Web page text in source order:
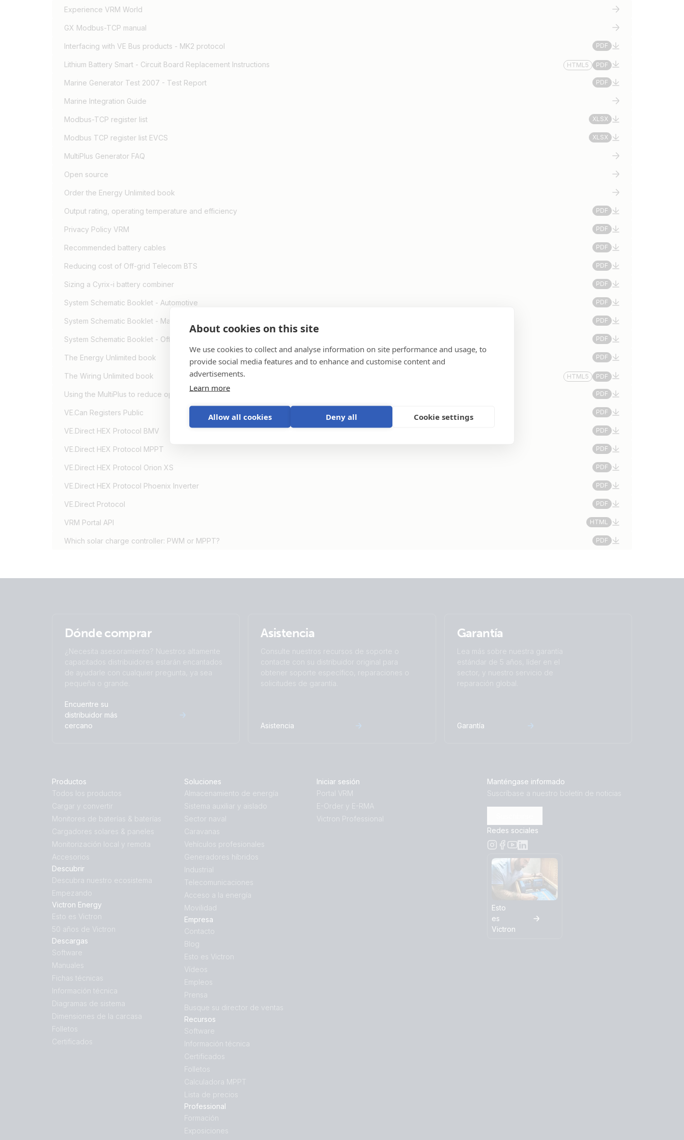
About cookies on this site
We use cookies to collect and analyse information on site performance and usage, to
provide social media features and to enhance and customise content and
advertisements.
Learn more
Allow all cookies Deny all Cookie settings
Experience VRM World
GX Modbus-TCP manual
Interfacing with VE Bus products - MK2 protocol PDF
Lithium Battery Smart - Circuit Board Replacement Instructions HTML5 PDF
Marine Generator Test 2007 - Test Report PDF
Marine Integration Guide
Modbus-TCP register list XLSX
Modbus TCP register list EVCS XLSX
MultiPlus Generator FAQ
Open source
Order the Energy Unlimited book
Output rating, operating temperature and efficiency PDF
Privacy Policy VRM PDF
Recommended battery cables PDF
Reducing cost of Off-grid Telecom BTS PDF
Sizing a Cyrix-i battery combiner PDF
System Schematic Booklet - Automotive PDF
System Schematic Booklet - Marine PDF
System Schematic Booklet - Off-Grid, Backup & Storage Systems PDF
The Energy Unlimited book PDF
The Wiring Unlimited book HTML5 PDF
Using the MultiPlus to reduce operating cost of a generator PDF
VE.Can Registers Public PDF
VE.Direct HEX Protocol BMV PDF
VE.Direct HEX Protocol MPPT PDF
VE.Direct HEX Protocol Orion XS PDF
VE.Direct HEX Protocol Phoenix Inverter PDF
VE.Direct Protocol PDF
VRM Portal API HTML
Which solar charge controller: PWM or MPPT? PDF
Dónde comprar
¿Necesita asesoramiento? Nuestros altamente
capacitados distribuidores estarán encantados
de ayudarle con cualquier pregunta, ya sea
pequeña o grande.
Encuentre su
distribuidor más
cercano
Asistencia
Consulte nuestros recursos de soporte o
contacte con su distribuidor original para
obtener soporte específico, reparaciones o
solicitudes de garantía.
Asistencia
Garantía
Lea más sobre nuestra garantía
estándar de 5 años, líder en el
sector, y nuestro servicio de
reparación global.
Garantía
Productos
Todos los productos
Cargar y convertir
Monitores de baterías & baterías
Cargadores solares & paneles
Monitorización local y remota
Accesorios
Descubrir
Descubra nuestro ecosistema
Empezando
Victron Energy
Esto es Victron
50 años de Victron
Descargas
Software
Manuales
Fichas técnicas
Información técnica
Diagramas de sistema
Dimensiones de la carcasa
Folletos
Certificados
Soluciones
Almacenamiento de energía
Sistema auxiliar y aislado
Sector naval
Caravanas
Vehículos profesionales
Generadores híbridos
Industrial
Telecomunicaciones
Acceso a la energía
Movilidad
Empresa
Contacto
Blog
Esto es Victron
Vídeos
Empleos
Prensa
Busque su director de ventas
Recursos
Software
Información técnica
Certificados
Folletos
Calculadora MPPT
Lista de precios
Professional
Formación
Exposiciones
Iniciar sesión
Portal VRM
E-Order y E-RMA
Victron Professional
Manténgase informado
Suscríbase a nuestro boletín de noticias
Redes sociales
Esto
es
Victron